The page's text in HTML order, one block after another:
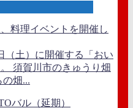
料理イベントを開催し
（土）に開催する「おい
須賀川市のきゅうり畑
畑...